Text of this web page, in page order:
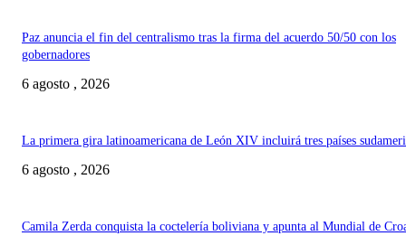
Paz anuncia el fin del centralismo tras la firma del acuerdo 50/50 con los
gobernadores
6 agosto , 2026
La primera gira latinoamericana de León XIV incluirá tres países
6 agosto , 2026
Camila Zerda conquista la coctelería boliviana y apunta al Mundial de